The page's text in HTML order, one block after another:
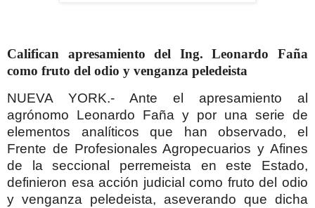
Califican apresamiento del Ing. Leonardo Faña
como fruto del odio y venganza peledeista
NUEVA YORK.- Ante el apresamiento al
agrónomo Leonardo Faña y por una serie de
elementos analíticos que han observado, el
Frente de Profesionales Agropecuarios y Afines
de la seccional perremeista en este Estado,
definieron esa acción judicial como fruto del odio
y venganza peledeista, aseverando que dicha